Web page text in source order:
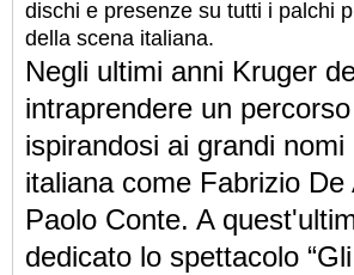
dischi e presenze su tutti i palchi
della scena italiana.
Negli ultimi anni Kruger
intraprendere un
ispirandosi ai grandi
italiana come Fabrizio De
Paolo Conte. A
dedicato lo spettacolo